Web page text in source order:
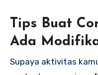
Tips Buat
Ada
Supaya aktivitas